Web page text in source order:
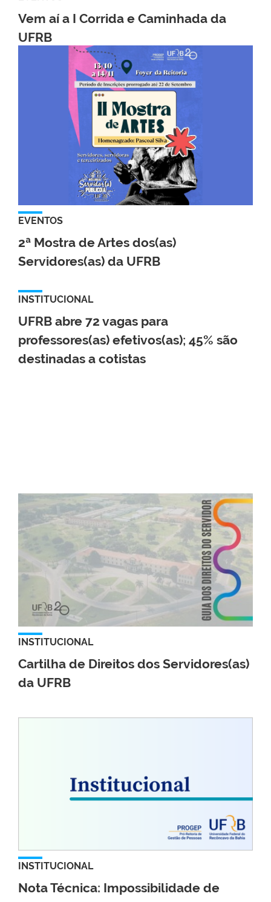
Vem aí a I Corrida e Caminhada da
UFRB
EVENTOS
2ª Mostra de Artes dos(as)
Servidores(as) da UFRB
INSTITUCIONAL
UFRB abre 72 vagas para
professores(as) efetivos(as); 45% são
destinadas a cotistas
INSTITUCIONAL
Cartilha de Direitos dos Servidores(as)
da UFRB
INSTITUCIONAL
Nota Técnica: Impossibilidade de